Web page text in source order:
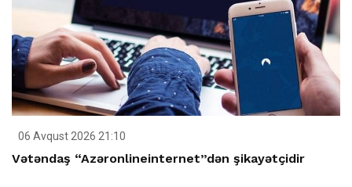
06 Avqust 2026 21:10
Vətəndaş “Azəronlineinternet”dən şikayətçidir